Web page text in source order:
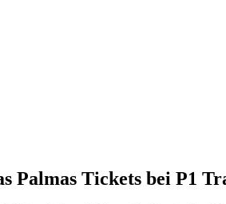
Palmas Tickets bei P1